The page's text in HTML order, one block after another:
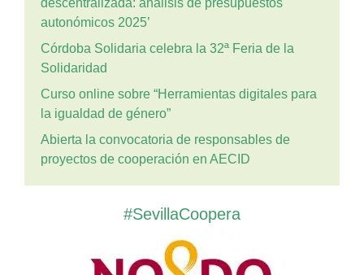
descentralizada: análisis de presupuestos
autonómicos 2025’
Córdoba Solidaria celebra la 32ª Feria de la
Solidaridad
Curso online sobre “Herramientas digitales para
la igualdad de género”
Abierta la convocatoria de responsables de
proyectos de cooperación en AECID
#SevillaCoopera